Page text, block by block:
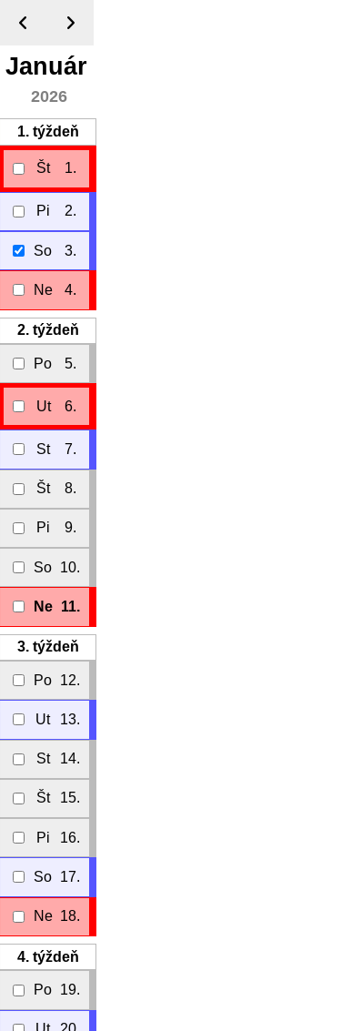
Január
2026
1.týždeň
Št 1.
Pi 2.
So 3.
Ne 4.
2.týždeň
Po 5.
Ut 6.
St 7.
Št 8.
Pi 9.
So 10.
Ne 11.
3.týždeň
Po 12.
Ut 13.
St 14.
Št 15.
Pi 16.
So 17.
Ne 18.
4.týždeň
Po 19.